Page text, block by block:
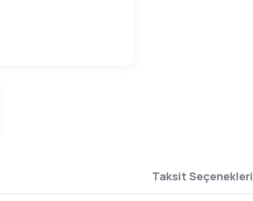
Taksit Seçenekleri